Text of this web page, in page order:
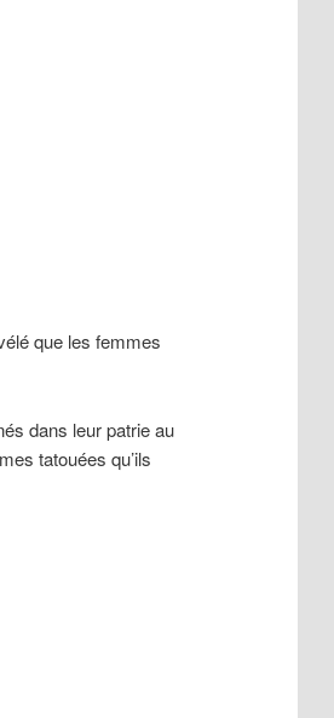
que les femmes
dans leur patrie au
tatouées qu’ils